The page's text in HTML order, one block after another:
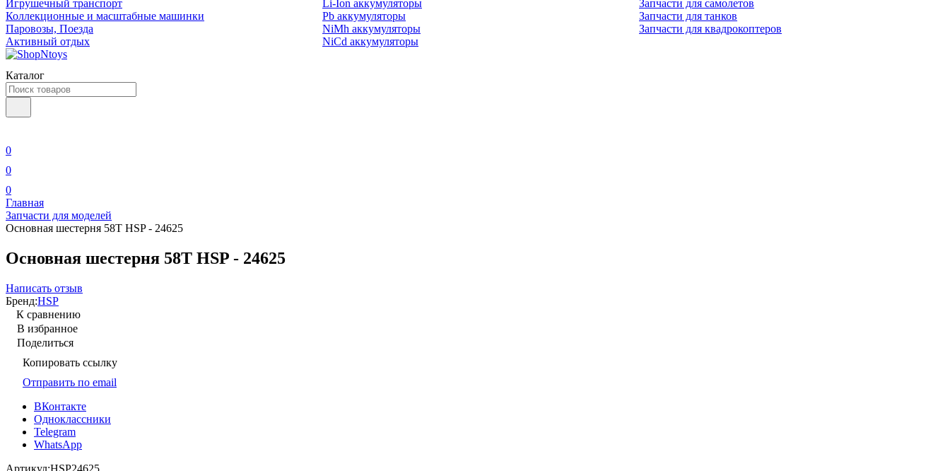
Игрушечный транспорт
Коллекционные и масштабные машинки
Паровозы, Поезда
Активный отдых
Li-Ion аккумуляторы
Pb аккумуляторы
NiMh аккумуляторы
NiCd аккумуляторы
Запчасти для самолетов
Запчасти для танков
Запчасти для квадрокоптеров
Каталог
0
0
0
Главная
Запчасти для моделей
Основная шестерня 58Т HSP - 24625
Основная шестерня 58Т HSP - 24625
Написать отзыв
Бренд:HSP
К сравнению
В избранное
Поделиться
Копировать ссылку
Отправить по email
ВКонтакте
Одноклассники
Telegram
WhatsApp
Артикул:HSP24625